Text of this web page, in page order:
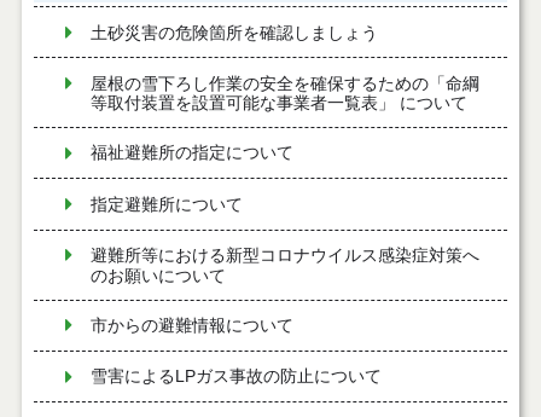
土砂災害の危険箇所を確認しましょう
屋根の雪下ろし作業の安全を確保するための「命綱
等取付装置を設置可能な事業者一覧表」 について
福祉避難所の指定について
指定避難所について
避難所等における新型コロナウイルス感染症対策へ
のお願いについて
市からの避難情報について
雪害によるLPガス事故の防止について